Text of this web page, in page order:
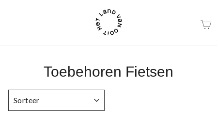
Toebehoren Fietsen